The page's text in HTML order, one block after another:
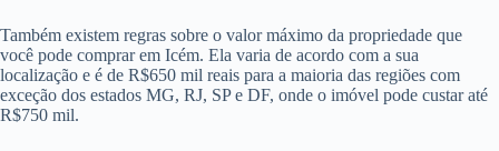
Também existem regras sobre o valor máximo da propriedade que
você pode comprar em Icém. Ela varia de acordo com a sua
localização e é de R$650 mil reais para a maioria das regiões com
exceção dos estados MG, RJ, SP e DF, onde o imóvel pode custar até
R$750 mil.